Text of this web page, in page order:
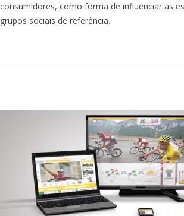
consumidores, como forma de influenciar as
grupos sociais de referência.